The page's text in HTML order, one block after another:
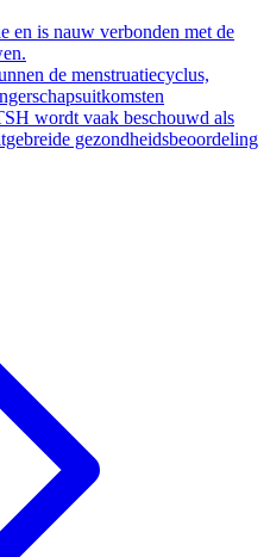
en is nauw verbonden met de
de menstruatiecyclus,
wordt vaak beschouwd als
gezondheidsbeoordeling